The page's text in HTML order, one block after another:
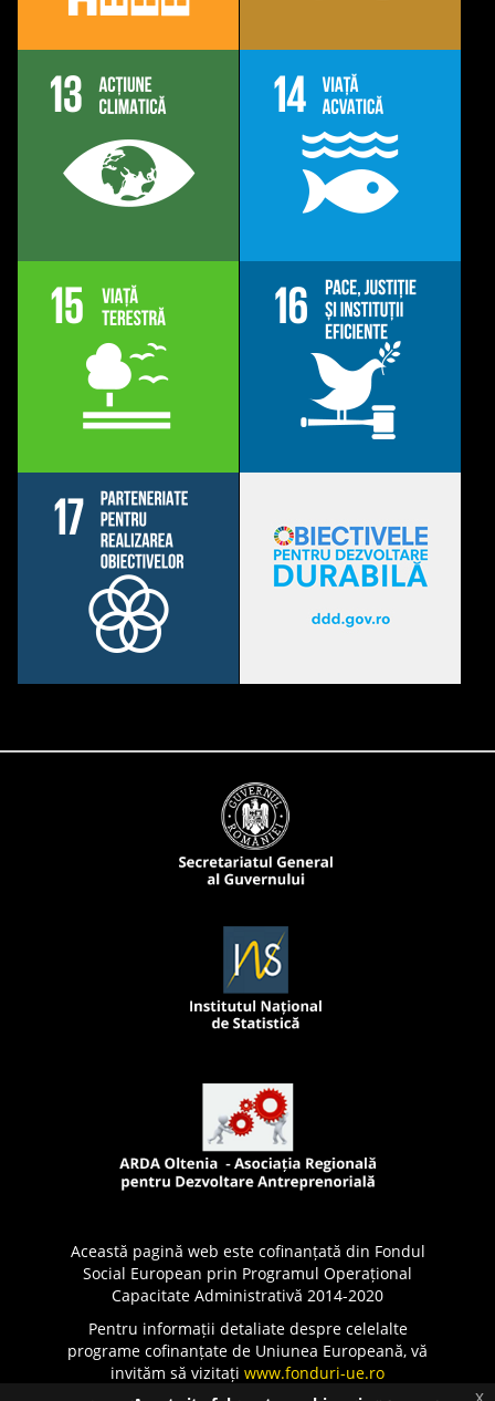
Această pagină web este cofinanțată din Fondul
Social European prin Programul Operațional
Capacitate Administrativă 2014-2020
Pentru informații detaliate despre celelalte
programe cofinanțate de Uniunea Europeană, vă
invităm să vizitați www.fonduri-ue.ro
x